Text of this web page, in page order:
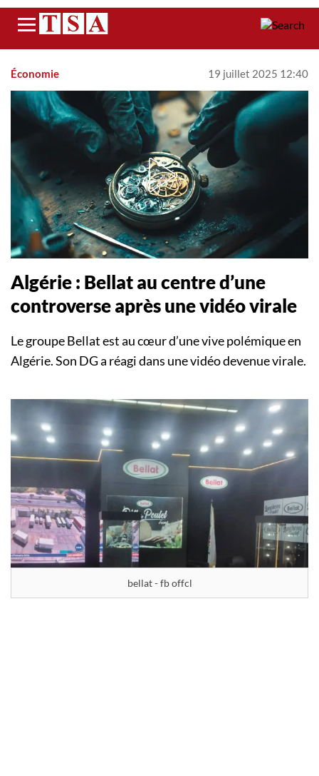
Menu
Économie 19 juillet 2025 12:40
Algérie : Bellat au centre d’une
controverse après une vidéo virale
Le groupe Bellat est au cœur d’une vive polémique en
Algérie. Son DG a réagi dans une vidéo devenue virale.
bellat - fb offcl